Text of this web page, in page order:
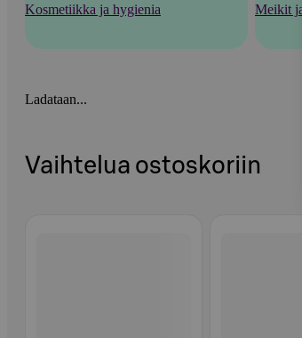
Kosmetiikka ja hygienia Meikit
Ladataan...
Vaihtelua ostoskoriin